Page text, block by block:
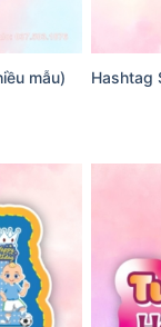
mẫu)
Hashtag